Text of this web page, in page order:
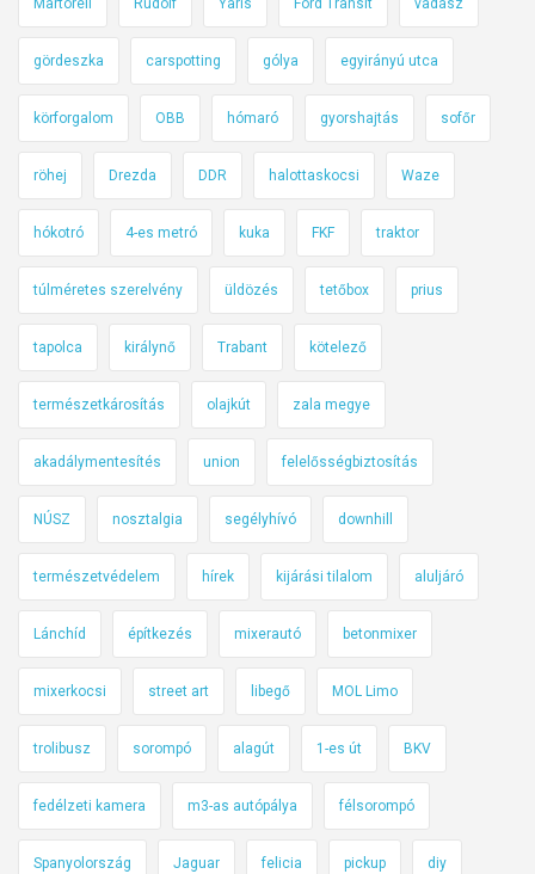
T
V
E
!
)
r
b
n
t
Martorell Rudolf Yaris Ford Transit vadász
gördeszka carspotting gólya egyirányú utca
körforgalom OBB hómaró gyorshajtás sofőr
röhej Drezda DDR halottaskocsi Waze
hókotró 4-es metró kuka FKF traktor
túlméretes szerelvény üldözés tetőbox prius
tapolca királynő Trabant kötelező
természetkárosítás olajkút zala megye
akadálymentesítés union felelősségbiztosítás
NÚSZ nosztalgia segélyhívó downhill
természetvédelem hírek kijárási tilalom aluljáró
Lánchíd építkezés mixerautó betonmixer
mixerkocsi street art libegő MOL Limo
trolibusz sorompó alagút 1-es út BKV
fedélzeti kamera m3-as autópálya félsorompó
Spanyolország Jaguar felicia pickup diy